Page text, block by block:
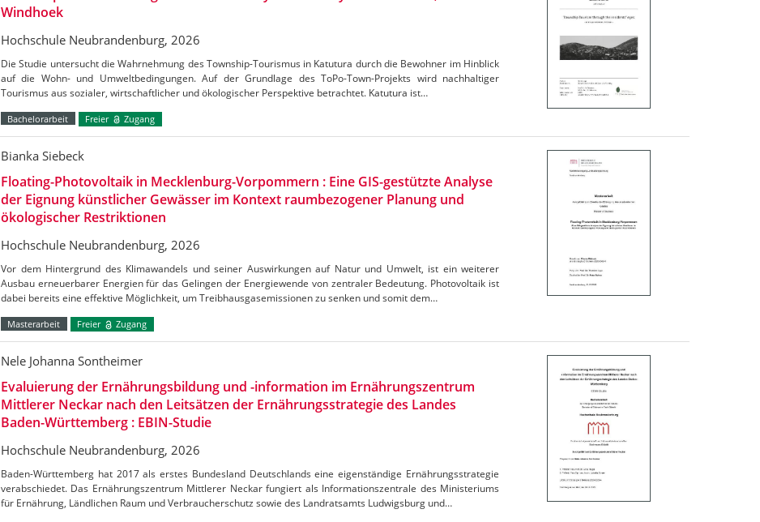
Windhoek
Hochschule Neubrandenburg, 2026
Die Studie untersucht die Wahrnehmung des Township-Tourismus in Katutura durch die Bewohner im Hinblick
auf die Wohn- und Umweltbedingungen. Auf der Grundlage des ToPo-Town-Projekts wird nachhaltiger
Tourismus aus sozialer, wirtschaftlicher und ökologischer Perspektive betrachtet. Katutura ist…
Bachelorarbeit Freier Zugang
Bianka Siebeck
Floating-Photovoltaik in Mecklenburg-Vorpommern : Eine GIS-gestützte Analyse
der Eignung künstlicher Gewässer im Kontext raumbezogener Planung und
ökologischer Restriktionen
Hochschule Neubrandenburg, 2026
Vor dem Hintergrund des Klimawandels und seiner Auswirkungen auf Natur und Umwelt, ist ein weiterer
Ausbau erneuerbarer Energien für das Gelingen der Energiewende von zentraler Bedeutung. Photovoltaik ist
dabei bereits eine effektive Möglichkeit, um Treibhausgasemissionen zu senken und somit dem…
Masterarbeit Freier Zugang
Nele Johanna Sontheimer
Evaluierung der Ernährungsbildung und -information im Ernährungszentrum
Mittlerer Neckar nach den Leitsätzen der Ernährungsstrategie des Landes
Baden-Württemberg : EBIN-Studie
Hochschule Neubrandenburg, 2026
Baden-Württemberg hat 2017 als erstes Bundesland Deutschlands eine eigenständige Ernährungsstrategie
verabschiedet. Das Ernährungszentrum Mittlerer Neckar fungiert als Informationszentrale des Ministeriums
für Ernährung, Ländlichen Raum und Verbraucherschutz sowie des Landratsamts Ludwigsburg und…